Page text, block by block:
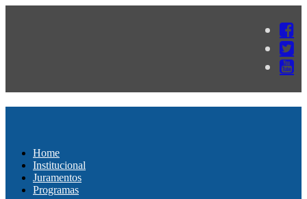
Home
Institucional
Juramentos
Programas